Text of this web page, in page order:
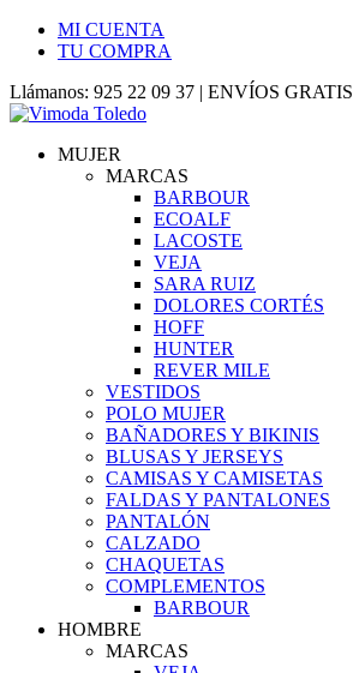
MI CUENTA
TU COMPRA
Llámanos: 925 22 09 37 | ENVÍOS GRATIS
MUJER
MARCAS
BARBOUR
ECOALF
LACOSTE
VEJA
SARA RUIZ
DOLORES CORTÉS
HOFF
HUNTER
REVER MILE
VESTIDOS
POLO MUJER
BAÑADORES Y BIKINIS
BLUSAS Y JERSEYS
CAMISAS Y CAMISETAS
FALDAS Y PANTALONES
PANTALÓN
CALZADO
CHAQUETAS
COMPLEMENTOS
BARBOUR
HOMBRE
MARCAS